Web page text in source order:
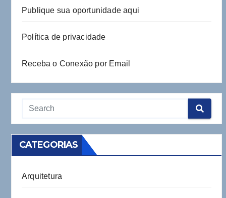
Publique sua oportunidade aqui
Política de privacidade
Receba o Conexão por Email
CATEGORIAS
Arquitetura